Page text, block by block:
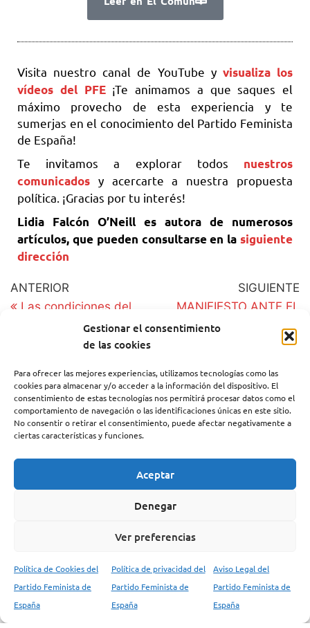
Gestionar el consentimiento
de las cookies
Para ofrecer las mejores experiencias, utilizamos tecnologías como las
cookies para almacenar y/o acceder a la información del dispositivo. El
consentimiento de estas tecnologías nos permitirá procesar datos como el
comportamiento de navegación o las identificaciones únicas en este sitio.
No consentir o retirar el consentimiento, puede afectar negativamente a
ciertas características y funciones.
Aceptar
Denegar
Ver preferencias
Política de Cookies del
Partido Feminista de
España
Política de privacidad del
Partido Feminista de
España
Aviso Legal del
Partido Feminista de
España
Visita nuestro canal de YouTube y visualiza los
vídeos del PFE ¡Te animamos a que saques el
máximo provecho de esta experiencia y te
sumerjas en el conocimiento del Partido Feminista
de España!
Te invitamos a explorar todos nuestros
comunicados y acercarte a nuestra propuesta
política. ¡Gracias por tu interés!
Lidia Falcón O’Neill es autora de numerosos
artículos, que pueden consultarse en la siguiente
dirección
ANTERIOR
Las condiciones del
mercado de emigrantes
SIGUIENTE
MANIFIESTO ANTE EL
GENOCIDIO DE
PALESTINA
CATEGORIAS PFE
Artículos
Vindicación Feminista
Palestina